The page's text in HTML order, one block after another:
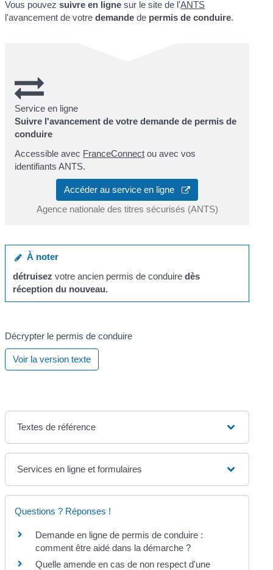
Vous pouvezsuivre en ligne sur le site de l'ANTS
l'avancement de votredemande de permis de conduire.
Service en ligne
Suivre l'avancement de votre demande de permis de
conduire
Accessible avec FranceConnect ou avec vos
identifiants ANTS.
Accéder au service en ligne
Agence nationale des titres sécurisés (ANTS)
À noter
détruisez votre ancien permis de conduire dès
réception du nouveau.
Décrypter le permis de conduire
Voir la version texte
Textes de référence
Services en ligne et formulaires
Questions ? Réponses !
Demande en ligne de permis de conduire :
comment être aidé dans la démarche ?
Quelle amende en cas de non respect d'une